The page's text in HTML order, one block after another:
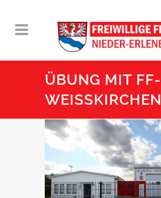
ÜBUNG MIT FF-
WEISSKIRCHEN